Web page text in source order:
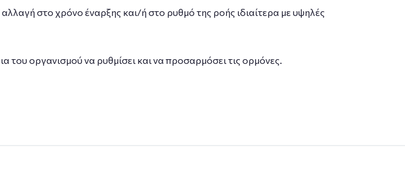
στο χρόνο έναρξης και/ή στο ρυθμό της ροής ιδιαίτερα με υψηλές
οργανισμού να ρυθμίσει και να προσαρμόσει τις ορμόνες.